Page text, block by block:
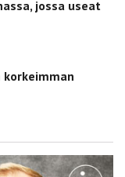
jossa useat
korkeimman